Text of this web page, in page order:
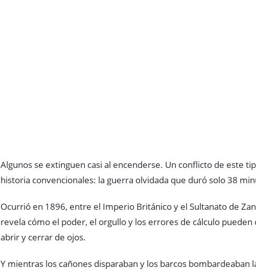
Algunos se extinguen casi al encenderse. Un conflicto de este
historia convencionales: la guerra olvidada que duró solo 38
Ocurrió en 1896, entre el Imperio Británico y el Sultanato de
revela cómo el poder, el orgullo y los errores de cálculo
abrir y cerrar de ojos.
Y mientras los cañones disparaban y los barcos bombardeaban